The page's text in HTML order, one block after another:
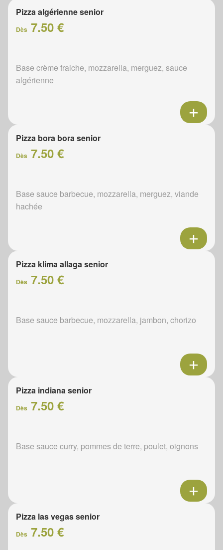
Pizza algérienne senior
Dès 7.50 €
Base crème fraiche, mozzarella, merguez, sauce
algérienne
Pizza bora bora senior
Dès 7.50 €
Base sauce barbecue, mozzarella, merguez, viande
hachée
Pizza klima allaga senior
Dès 7.50 €
Base sauce barbecue, mozzarella, jambon, chorizo
Pizza indiana senior
Dès 7.50 €
Base sauce curry, pommes de terre, poulet, oignons
Pizza las vegas senior
Dès 7.50 €